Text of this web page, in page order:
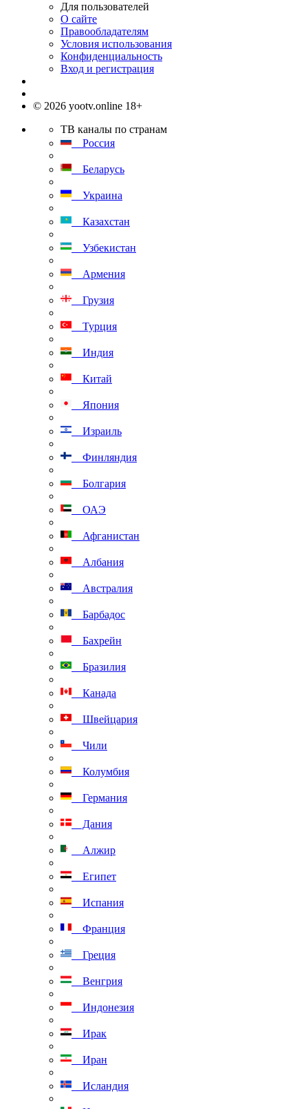
Для пользователей
О сайте
Правообладателям
Условия использования
Конфиденциальность
Вход и регистрация
© 2026 yootv.online 18+
ТВ каналы по странам
Россия
Беларусь
Украина
Казахстан
Узбекистан
Армения
Грузия
Турция
Индия
Китай
Япония
Израиль
Финляндия
Болгария
ОАЭ
Афганистан
Албания
Австралия
Барбадос
Бахрейн
Бразилия
Канада
Швейцария
Чили
Колумбия
Германия
Дания
Алжир
Египет
Испания
Франция
Греция
Венгрия
Индонезия
Ирак
Иран
Исландия